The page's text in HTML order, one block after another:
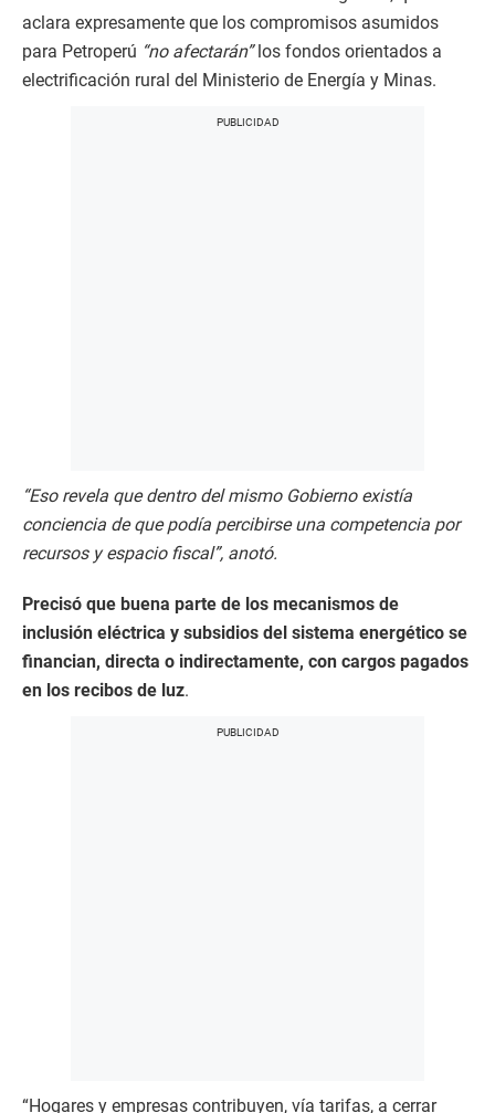
aclara expresamente que los compromisos asumidos
para Petroperú “no afectarán”los fondos orientados a
electrificación rural del Ministerio de Energía y Minas.
“Eso revela que dentro del mismo Gobierno existía
conciencia de que podía percibirse una competencia por
recursos y espacio fiscal”, anotó.
Precisó que buena parte de los mecanismos de
inclusión eléctrica y subsidios del sistema energético se
financian, directa o indirectamente, con cargos pagados
en los recibos de luz.
“Hogares y empresas contribuyen, vía tarifas, a cerrar